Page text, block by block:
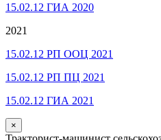
15.02.12 ГИА 2020
2021
15.02.12 РП ООЦ 2021
15.02.12 РП ПЦ 2021
15.02.12 ГИА 2021
×